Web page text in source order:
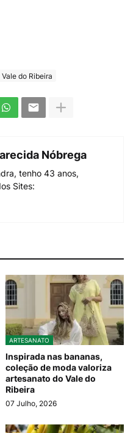
Vale do Ribeira
Nóbrega
tenho 43 anos,
Sites:
ARTESANATO
Inspirada nas bananas,
coleção de moda valoriza
artesanato do Vale do
Ribeira
07 Julho, 2026